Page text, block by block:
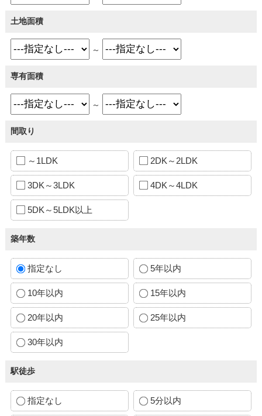
土地面積
～
専有面積
～
間取り
～1LDK 2DK～2LDK
3DK～3LDK 4DK～4LDK
5DK～5LDK以上
築年数
指定なし 5年以内
10年以内 15年以内
20年以内 25年以内
30年以内
駅徒歩
指定なし 5分以内